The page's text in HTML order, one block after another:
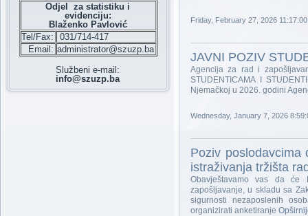
Odjel za statistiku i
evidenciju:
Blaženko Pavlović
Tel/Fax:
031/714-417
Email: administrator@szuzp.ba
Službeni e-mail:
info@szuzp.ba
Friday, February 27, 2026 11:17:00
JAVNI POZIV
Agencija za rad i
STUDENTICAMA I
Njemačkoj u 2026. godini
Wednesday, January 7, 2026
Poziv poslodavcima
istraživanja tržišta
Obavještavamo vas da će
zapošljavanje, u skladu sa
sigurnosti nezaposlenih
organizirati anketiranje